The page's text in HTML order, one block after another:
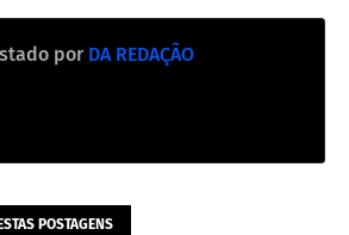
por DA REDAÇÃO
POSTAGENS